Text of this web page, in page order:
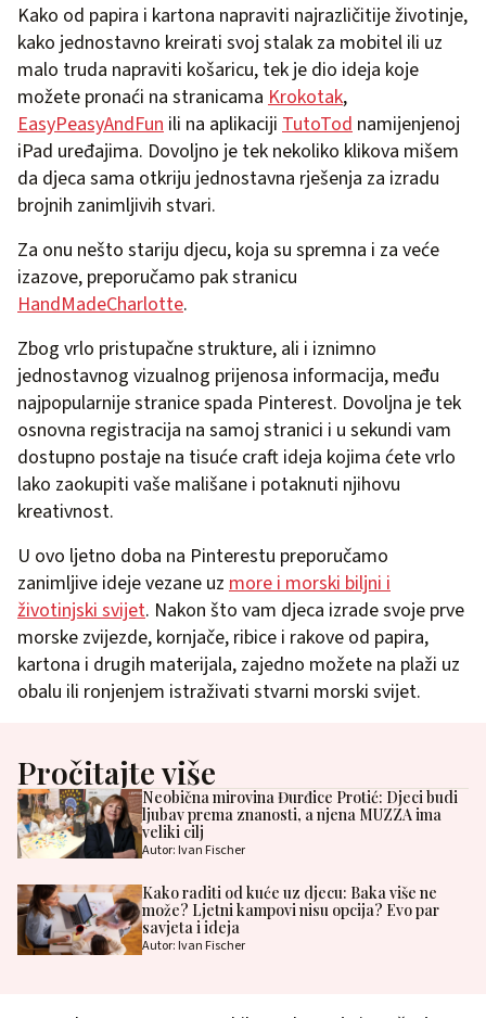
Kako od papira i kartona napraviti najrazličitije životinje,
kako jednostavno kreirati svoj stalak za mobitel ili uz
malo truda napraviti košaricu, tek je dio ideja koje
možete pronaći na stranicama Krokotak,
EasyPeasyAndFun ili na aplikaciji TutoTod namijenjenoj
iPad uređajima. Dovoljno je tek nekoliko klikova mišem
da djeca sama otkriju jednostavna rješenja za izradu
brojnih zanimljivih stvari.
Za onu nešto stariju djecu, koja su spremna i za veće
izazove, preporučamo pak stranicu
HandMadeCharlotte.
Zbog vrlo pristupačne strukture, ali i iznimno
jednostavnog vizualnog prijenosa informacija, među
najpopularnije stranice spada Pinterest. Dovoljna je tek
osnovna registracija na samoj stranici i u sekundi vam
dostupno postaje na tisuće craft ideja kojima ćete vrlo
lako zaokupiti vaše mališane i potaknuti njihovu
kreativnost.
U ovo ljetno doba na Pinterestu preporučamo
zanimljive ideje vezane uz more i morski biljni i
životinjski svijet. Nakon što vam djeca izrade svoje prve
morske zvijezde, kornjače, ribice i rakove od papira,
kartona i drugih materijala, zajedno možete na plaži uz
obalu ili ronjenjem istraživati stvarni morski svijet.
Pročitajte više
Neobična mirovina Đurđice Protić: Djeci budi
ljubav prema znanosti, a njena MUZZA ima
veliki cilj
Autor: Ivan Fischer
Kako raditi od kuće uz djecu: Baka više ne
može? Ljetni kampovi nisu opcija? Evo par
savjeta i ideja
Autor: Ivan Fischer